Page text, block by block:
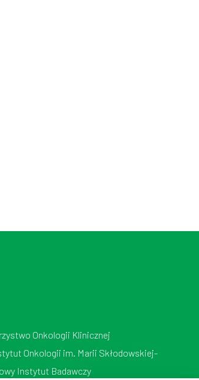
Onkologii Klinicznej
Onkologii im. Marii Skłodowskiej-
Instytut Badawczy